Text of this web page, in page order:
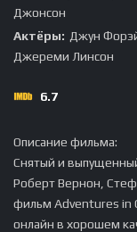
Джонсон
Актёры: Джун
Джереми Линсон
6.7
Описание фильма:
Снятый и
Роберт Вернон,
фильм Adventures in
онлайн в хорошем